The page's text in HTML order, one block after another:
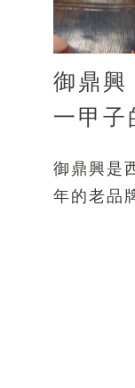
御鼎興
一甲子
御鼎興是
年的老品